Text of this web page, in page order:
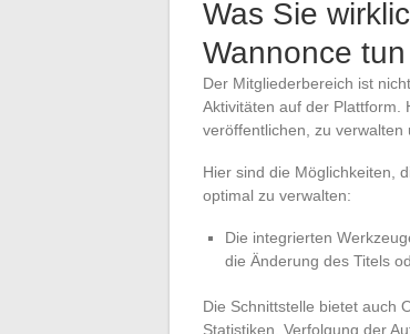
Was Sie
Wannonce
Der Mitgliederbereich ist
Aktivitäten auf der Plattform.
veröffentlichen, zu verwalten
Hier sind die Möglichkeiten,
optimal zu verwalten:
Die integrierten
die Änderung des Titels
Die Schnittstelle bietet auch
Statistiken, Verfolgung der